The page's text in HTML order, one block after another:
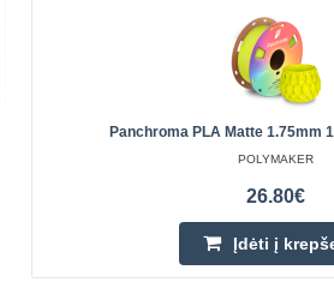
Panchroma PLA Matte 1.75mm
POLYMAKER
26.80€
Įdėti į